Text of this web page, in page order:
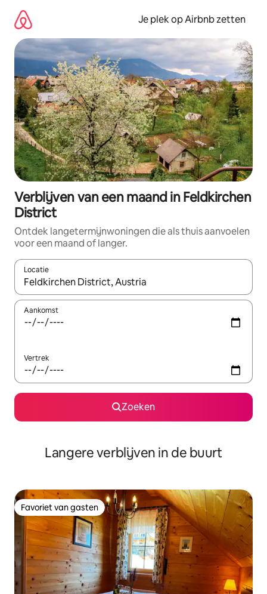
direct
naar
inhoud
Je plek op Airbnb zetten
Verblijven van een maand in Feldkirchen
District
Ontdek langetermijnwoningen die als thuis aanvoelen
voor een maand of langer.
Locatie
Wanneer er resultaten beschikbaar zijn, maak je een keuze
Aankomst
Vertrek
Zoeken
Langere verblijven in de buurt
Favoriet van gasten
Favoriet van gasten